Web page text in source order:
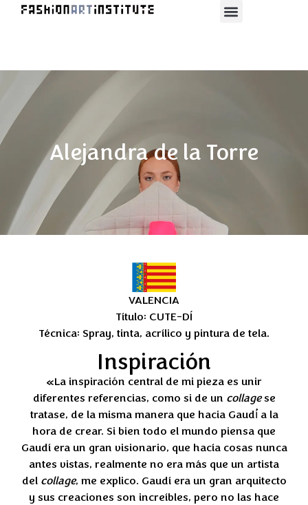
Alejandra de la Torre
VALENCIA
Título: CUTE-DÍ
Técnica: Spray, tinta, acrílico y pintura de tela.
Inspiración
«La inspiración central de mi pieza es unir
diferentes referencias, como si de un collagese
tratase, de la misma manera que hacia Gaudí́ a la
hora de crear. Si bien todo el mundo piensa que
Gaudí era un gran visionario, que hacía cosas nunca
antes vistas, realmente no era más que un artista
del collage, me explico. Gaudí era un gran arquitecto
y sus creaciones son increíbles, pero no las hace